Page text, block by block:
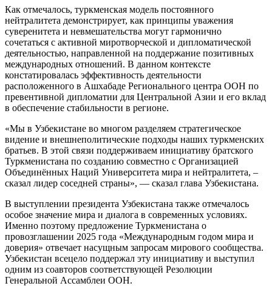
Как отмечалось, туркменская модель постоянного
нейтралитета демонстрирует, как принципы уважения
суверенитета и невмешательства могут гармонично
сочетаться с активной миротворческой и дипломатической
деятельностью, направленной на поддержание позитивных
международных отношений. В данном контексте
констатировалась эффективность деятельности
расположенного в Ашхабаде Регионального центра ООН по
превентивной дипломатии для Центральной Азии и его вклад
в обеспечение стабильности в регионе.
«Мы в Узбекистане во многом разделяем стратегическое
видение и внешнеполитические подходы наших туркменских
братьев. В этой связи поддерживаем инициативу братского
Туркменистана по созданию совместно с Организацией
Объединённых Наций Университета мира и нейтралитета, –
сказал лидер соседней страны», — сказал глава Узбекистана.
В выступлении президента Узбекистана также отмечалось
особое значение мира и диалога в современных условиях.
Именно поэтому предложение Туркменистана о
провозглашении 2025 года «Международным годом мира и
доверия» отвечает насущным запросам мирового сообщества.
Узбекистан всецело поддержал эту инициативу и выступил
одним из соавторов соответствующей Резолюции
Генеральной Ассамблеи ООН.